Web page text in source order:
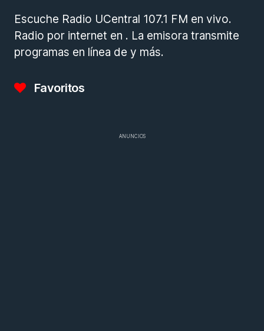
Escuche Radio UCentral 107.1 FM en vivo.
Radio por internet en . La emisora transmite
programas en línea de y más.
Favoritos
ANUNCIOS